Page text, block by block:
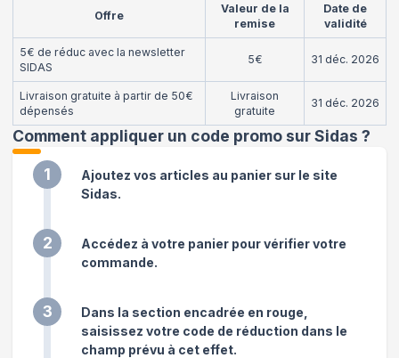
Offre
Valeur de la
remise
Date de
validité
5€ de réduc avec la newsletter
SIDAS
5€ 31 déc. 2026
Livraison gratuite à partir de 50€
dépensés
Livraison
gratuite
31 déc. 2026
Comment appliquer un code promo sur Sidas ?
1
Ajoutez vos articles au panier sur le site
Sidas.
2
Accédez à votre panier pour vérifier votre
commande.
3
Dans la section encadrée en rouge,
saisissez votre code de réduction dans le
champ prévu à cet effet.